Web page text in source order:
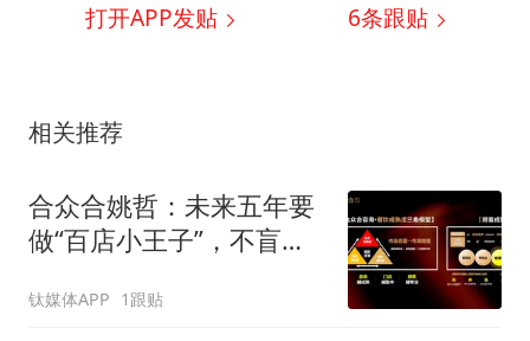
打开APP发贴 6条跟贴
相关推荐
合众合姚哲：未来五年要
做“百店小王子”，不盲目
钛媒体APP 1跟贴